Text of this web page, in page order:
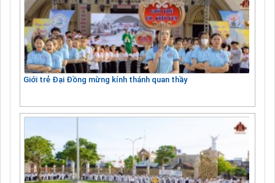
Giới trẻ Đại Đồng mừng kính thánh quan thầy